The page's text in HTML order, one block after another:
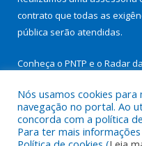
contrato que todas as
pública serão atendidas.
Conheça o PNTP e o Radar
Todos os direitos
Nós usamos cookies
navegação no portal. Ao
concorda com a política
Para ter mais